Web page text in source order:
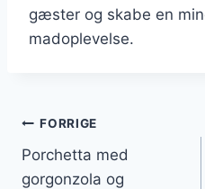
gæster og skabe en
madoplevelse.
FORRIGE
Porchetta med
gorgonzola og